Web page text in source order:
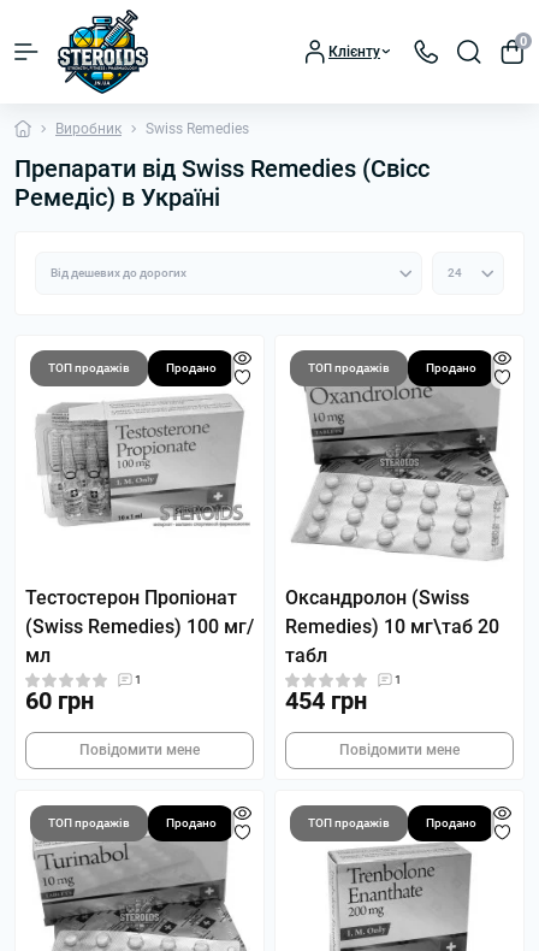
Клієнту
0
Виробник Swiss Remedies
Препарати від Swiss Remedies (Свісс
Ремедіс) в Україні
ТОП продажів Продано
Тестостерон Пропіонат
(Swiss Remedies) 100 мг/
мл
1
60 грн
Повідомити мене
ТОП продажів Продано
Оксандролон (Swiss
Remedies) 10 мг\таб 20
табл
1
454 грн
Повідомити мене
ТОП продажів Продано ТОП продажів Продано